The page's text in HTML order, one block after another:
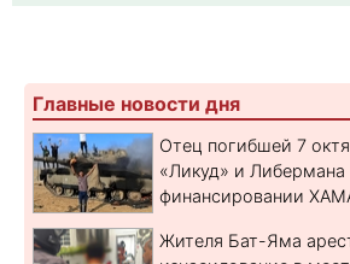
Главные новости дня
Отец погибшей 7
«Ликуд» и Либермана
финансировании
Жителя Бат-Яма